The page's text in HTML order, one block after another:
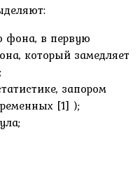
фона, в первую
который замедляет
запором
[1] );